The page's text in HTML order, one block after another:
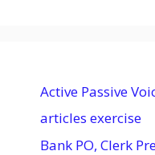
Active Passive
articles exercise
Bank PO, Clerk